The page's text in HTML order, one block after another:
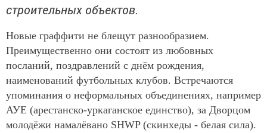
строительных объектов.
Новые граффити не блещут разнообразием.
Преимущественно они состоят из любовных
посланий, поздравлений с днём рождения,
наименований футбольных клубов. Встречаются
упоминания о неформальных объединениях, например
АУЕ (арестанско-уркаганское единство), за Дворцом
молодёжи намалёвано SHWP (скинхеды - белая сила).